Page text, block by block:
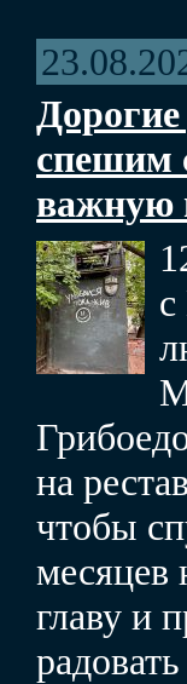
Дорогие
спешим
важную
на
чтобы
месяцев
главу и